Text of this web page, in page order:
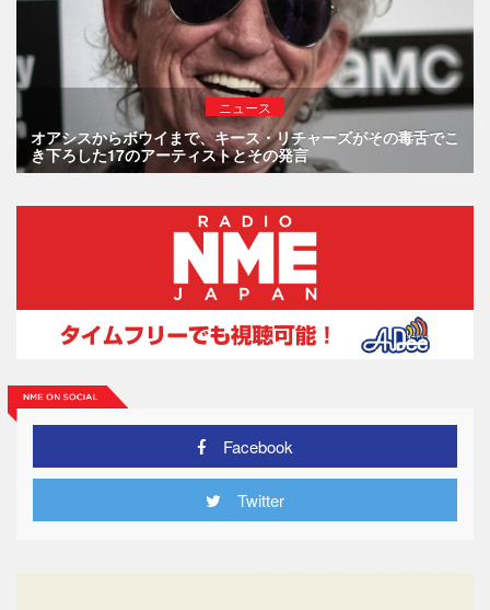
ニュース
オアシスからボウイまで、キース・リチャーズがその毒舌でこ
き下ろした17のアーティストとその発言
Facebook
Twitter